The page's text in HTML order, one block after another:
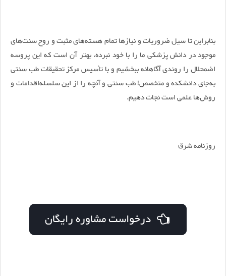
بنابراین تا سیل ضروریات و نیازها تمام هسته‌های مثبت و روح سنت‌های
موجود در دانش پزشکی ما را با خود نبرده، بهتر آن است که این پروسه
اضمحلال را روندی آگاهانه ببخشیم و با تأسیس مرکز تحقیقات طب سنتی
به‌جای دانشکده و متخصص! طب سنتی و آنچه را از این سلسله‌اقدامات و
روش‌ها علمی است نجات دهیم.
روزنامه شرق
درخواست مشاوره رایگان